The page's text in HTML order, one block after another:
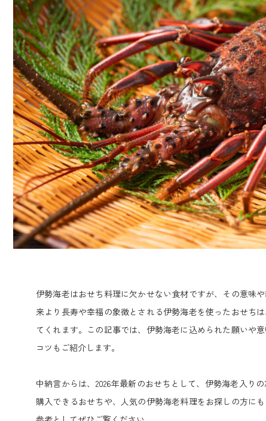
伊勢海老はおせち料理に欠かせない食材ですが、その意味
来より長寿や幸福の象徴とされる伊勢海老を使ったおせち
てくれます。この記事では、伊勢海老に込められた願いや
コツもご紹介します。
中納言からは、2026年最新のおせちとして、伊勢海老入り
購入できるおせちや、人気の伊勢海老料理をお探しの方に